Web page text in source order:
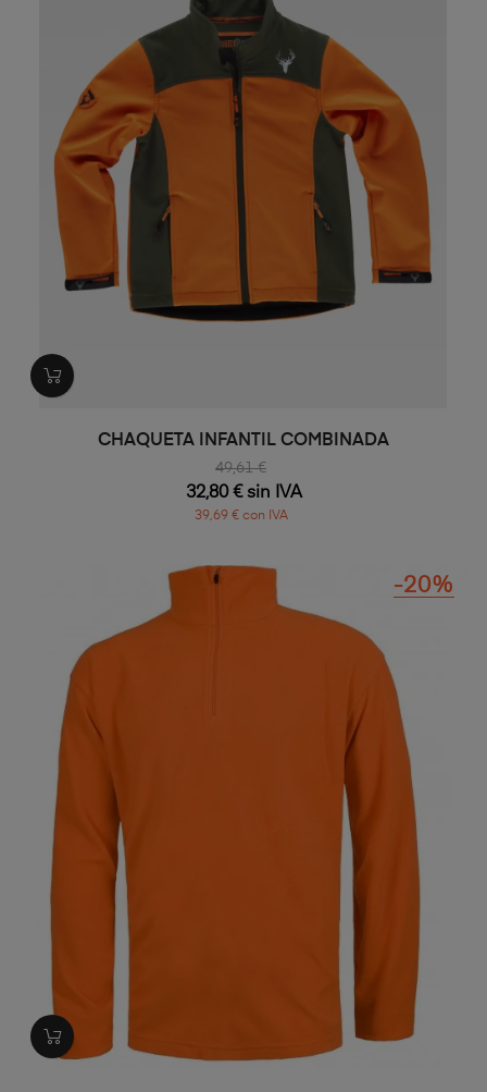
CHAQUETA INFANTIL COMBINADA
49,61 €
32,80 € sin IVA
39,69 € con IVA
-20%